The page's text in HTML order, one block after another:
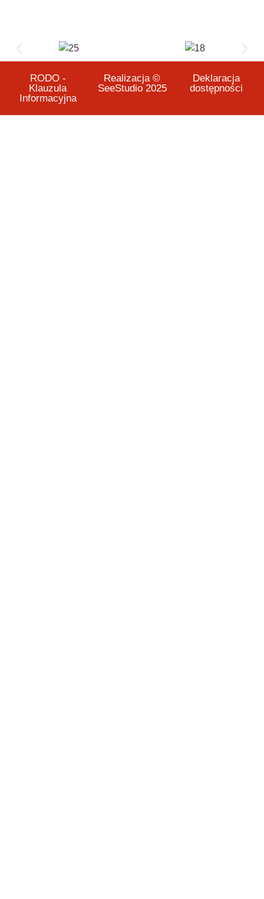
RODO -
Klauzula
Informacyjna
Realizacja ©
SeeStudio 2025
Deklaracja
dostępności